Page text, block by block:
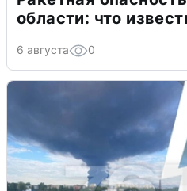
области: что
6 августа 0